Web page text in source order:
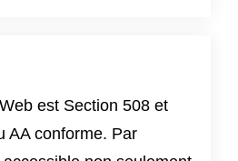
est Section 508 et
AAconforme. Par